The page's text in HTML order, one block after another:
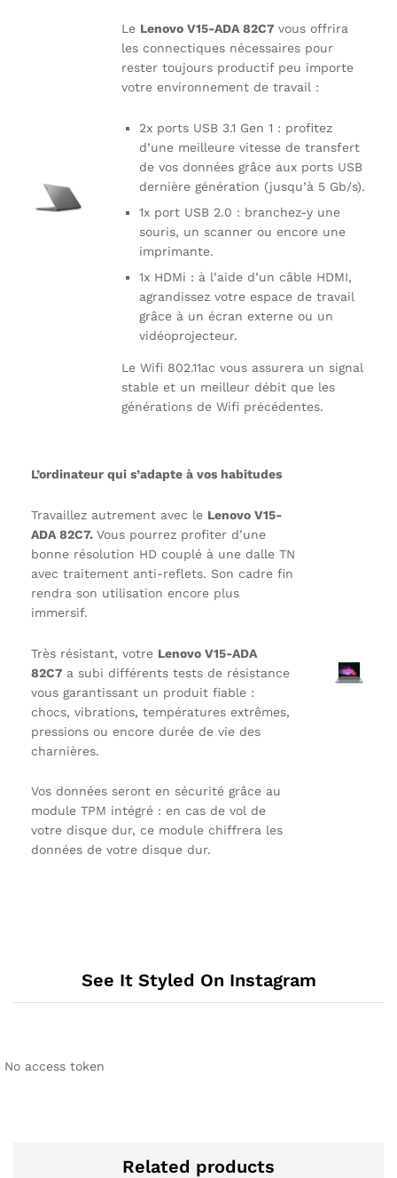
Le Lenovo V15-ADA 82C7 vous offrira
les connectiques nécessaires pour
rester toujours productif peu importe
votre environnement de travail :
2x ports USB 3.1 Gen 1 : profitez
d’une meilleure vitesse de transfert
de vos données grâce aux ports USB
dernière génération (jusqu’à 5 Gb/s).
1x port USB 2.0 : branchez-y une
souris, un scanner ou encore une
imprimante.
1x HDMi : à l’aide d’un câble HDMI,
agrandissez votre espace de travail
grâce à un écran externe ou un
vidéoprojecteur.
Le Wifi 802.11ac vous assurera un signal
stable et un meilleur débit que les
générations de Wifi précédentes.
L’ordinateur qui s’adapte à vos habitudes
Travaillez autrement avec le Lenovo V15-
ADA 82C7. Vous pourrez profiter d’une
bonne résolution HD couplé à une dalle TN
avec traitement anti-reflets. Son cadre fin
rendra son utilisation encore plus
immersif.
Très résistant, votre Lenovo V15-ADA
82C7 a subi différents tests de résistance
vous garantissant un produit fiable :
chocs, vibrations, températures extrêmes,
pressions ou encore durée de vie des
charnières.
Vos données seront en sécurité grâce au
module TPM intégré : en cas de vol de
votre disque dur, ce module chiffrera les
données de votre disque dur.
See It Styled On Instagram
No access token
Related products